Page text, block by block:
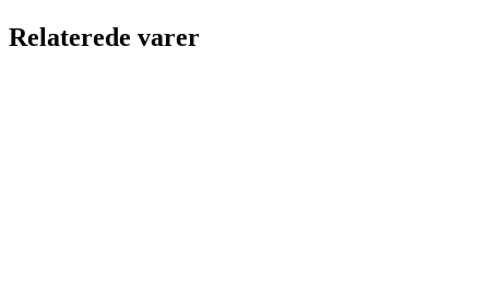
Relaterede varer